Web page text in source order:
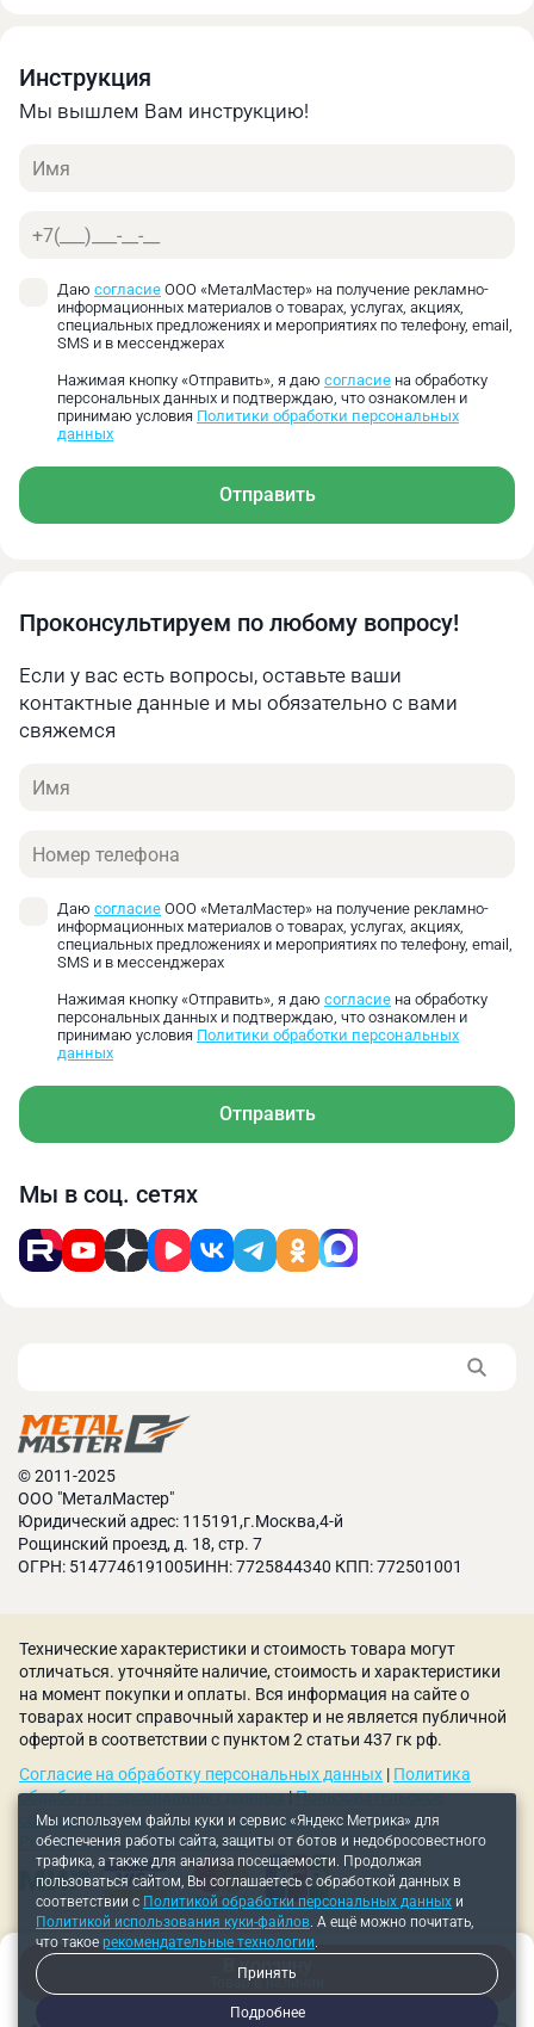
В корзину
Товар в наличии
что гарантирует прочность шва. При сварке
применяется оборудование мирового уровня от
Заметно увеличенный ресурс работы по
инструментальной стали. Срок службы в
несколько раз дольше, что снижает частоту
промежутки времени между обслуживанием
оборудования.
Возможность подбора шага зуба под конкретный
материал и толщину металла.
Онлайн калькулятор позволяет быстро получить
предварительную оценку стоимости своего заказа.
Найти оптимальное соотношение цены и
необходимых характеристик.
Инструкция
Мы вышлем Вам инструкцию!
Имя
Телефон
Даю согласие ООО «МеталМастер» на получение рекламно-
информационных материалов о товарах, услугах, акциях,
специальных предложениях и мероприятиях по телефону, email,
SMS и в мессенджерах
Нажимая кнопку «Отправить», я даю согласие на обработку
персональных данных и подтверждаю, что ознакомлен и
принимаю условия Политики обработки персональных
данных
Отправить
Проконсультируем по любому вопросу!
Если у вас есть вопросы, оставьте ваши
контактные данные и мы обязательно с вами
свяжемся
Имя
Телефон
Даю согласие ООО «МеталМастер» на получение рекламно-
информационных материалов о товарах, услугах, акциях,
специальных предложениях и мероприятиях по телефону, email,
SMS и в мессенджерах
Нажимая кнопку «Отправить», я даю согласие на обработку
персональных данных и подтверждаю, что ознакомлен и
принимаю условия Политики обработки персональных
данных
Отправить
Мы в соц. сетях
© 2011-2025
ООО "МеталМастер"
Юридический адрес: 115191,г.Москва,4-й
Рощинский проезд, д. 18, стр. 7
ОГРН: 5147746191005ИНН: 7725844340 КПП: 772501001
Мы используем файлы куки и сервис «Яндекс Метрика» для
обеспечения работы сайта, защиты от ботов и недобросовестного
трафика, а также для анализа посещаемости. Продолжая
пользоваться сайтом, Вы соглашаетесь с обработкой данных в
соответствии с Политикой обработки персональных данных и
Политикой использования куки-файлов. А ещё можно почитать,
что такое рекомендательные технологии.
Принять
Подробнее
Технические характеристики и стоимость товара могут
отличаться. уточняйте наличие, стоимость и характеристики
на момент покупки и оплаты. Вся информация на сайте о
товарах носит справочный характер и не является публичной
офертой в соответствии с пунктом 2 статьи 437 гк рф.
Согласие на обработку персональных данных | Политика
обработки персональных данных|Пользовательское
соглашение|Политика использования куки-файлов|
Рекомендательные технологии